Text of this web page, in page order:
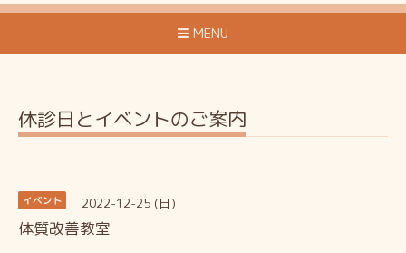
MENU
休診日とイベントのご案内
イベント 2022-12-25 (日)
体質改善教室